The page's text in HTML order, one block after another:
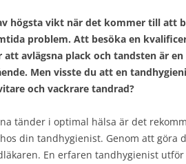
högsta vikt när det kommer till att
problem. Att besöka en
avlägsna plack och tandsten är
Men visste du att en
och vackrare tandrad?
tänder i optimal hälsa är det
din tandhygienist. Genom att göra
En erfaren tandhygienist